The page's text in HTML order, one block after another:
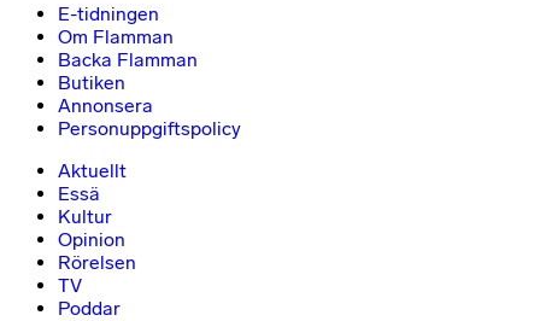
E-tidningen
Om Flamman
Backa Flamman
Butiken
Annonsera
Personuppgiftspolicy
Aktuellt
Essä
Kultur
Opinion
Rörelsen
TV
Poddar